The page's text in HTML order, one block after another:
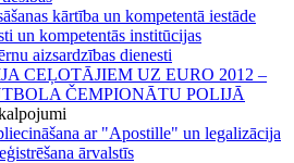
kārtība un kompetentā iestāde
un kompetentās institūcijas
aizsardzības dienesti
CEĻOTĀJIEM UZ EURO 2012 –
ČEMPIONĀTU POLIJĀ
ar "Apostille" un legalizācija
ārvalstīs